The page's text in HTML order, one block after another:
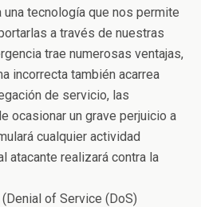
tecnología que nos permite
a través de nuestras
trae numerosas ventajas,
incorrecta también acarrea
de servicio, las
ocasionar un grave perjuicio a
cualquier actividad
atacante realizará contra la
of Service (DoS)